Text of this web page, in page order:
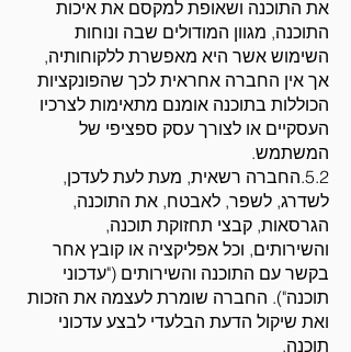
את התוכנה ושאופת למקסם את איכות
התוכנה, מגוון המודולים שבה ונוחות
השימוש אשר היא מאפשרת ללקוחותיה,
אך אין החברה אחראית לכך שהפונקציות
הכוללות בתוכנה אומנם מתאימות לצרכיו
העסקיים או לצורך עסק ספציפי של
המשתמש.
5.2.החברה רשאית, מעת לעת לעדכן,
לשדרג, לשפר, לאבטח, את התוכנה,
הגרסאות, קבצי תחזוקת תוכנה,
והשירותים, וכל אפליקציה או קובץ אחר
בקשר עם התוכנה והשירותים ("עדכוני
תוכנה"). החברה שומרת לעצמה את הזכות
ואת שיקול הדעת הבלעדי לבצע עדכוני
תוכנה.